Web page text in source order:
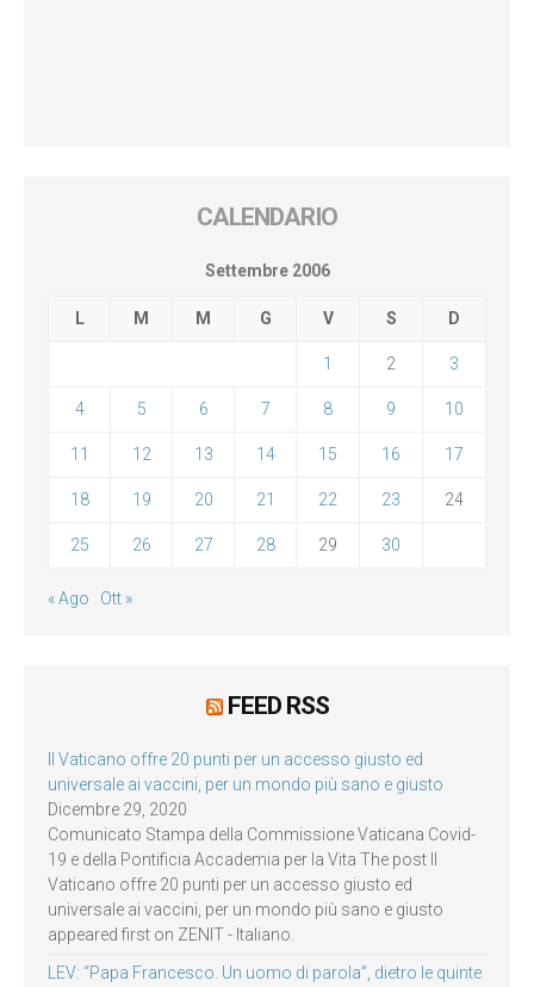
CALENDARIO
Settembre 2006
L M M G V S D
1 2 3
4 5 6 7 8 9 10
11 12 13 14 15 16 17
18 19 20 21 22 23 24
25 26 27 28 29 30
« Ago Ott »
FEED RSS
Il Vaticano offre 20 punti per un accesso giusto ed
universale ai vaccini, per un mondo più sano e giusto
Dicembre 29, 2020
Comunicato Stampa della Commissione Vaticana Covid-
19 e della Pontificia Accademia per la Vita The post Il
Vaticano offre 20 punti per un accesso giusto ed
universale ai vaccini, per un mondo più sano e giusto
appeared first on ZENIT - Italiano.
LEV: “Papa Francesco. Un uomo di parola”, dietro le quinte